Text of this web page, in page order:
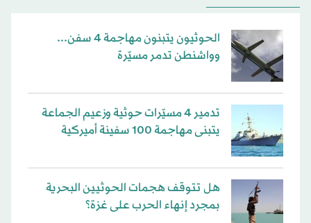
الحوثيون يتبنون مهاجمة 4 سفن...
وواشنطن تدمر مسيّرة
تدمير 4 مسيّرات حوثية وزعيم الجماعة
يتبنى مهاجمة 100 سفينة أميركية
هل تتوقف هجمات الحوثيين البحرية
بمجرد إنهاء الحرب على غزة؟